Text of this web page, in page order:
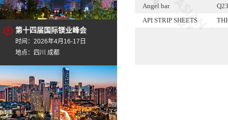
第十四届国际镁业峰会
时间：2026年4月16-17日
地点：四川 成都
Angel bar
API STRIP SHEETS